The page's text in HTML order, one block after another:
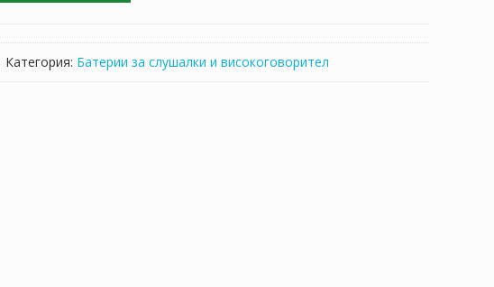
Категория: Батерии за слушалки и високоговорител